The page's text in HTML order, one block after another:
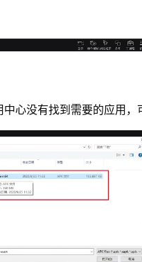
心没有找到需要的应用，